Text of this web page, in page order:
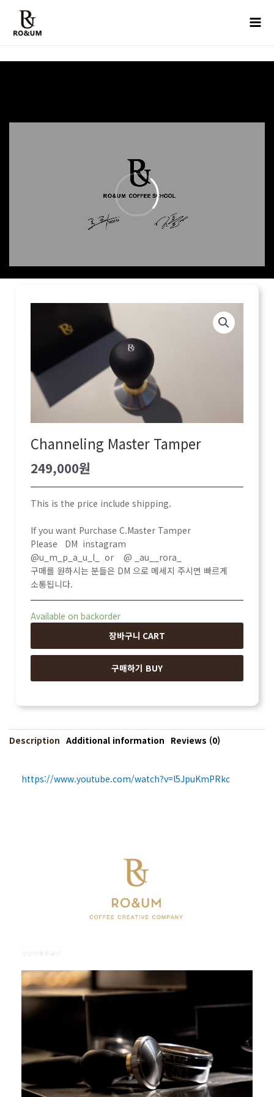
Channeling Master Tamper
249,000원
This is the price include shipping.
If you want Purchase C.Master Tamper
Please DM instagram
@u_m_p_a_u_l_ or @ _au__rora_
구매를 원하시는 분들은 DM 으로 메세지 주시면 빠르게
소통됩니다.
Available on backorder
장바구니 CART
구매하기 BUY
Description Additional information Reviews (0)
https://www.youtube.com/watch?v=l5JpuKmPRkc